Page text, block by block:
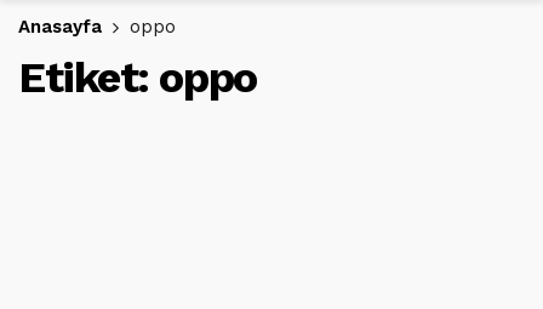
Anasayfa oppo
Etiket: oppo